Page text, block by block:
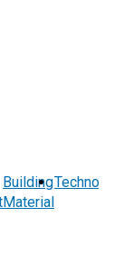
Building
Material